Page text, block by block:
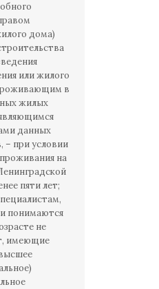
дома)
или жилого
в
жилых
данных
при условии
на
пяти лет;
понимаются
не
имеющие